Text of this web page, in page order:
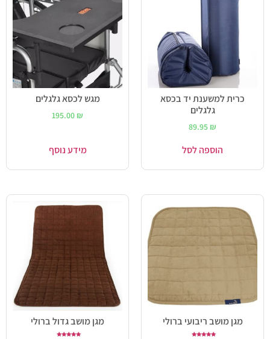
כרית למשענת יד בכסא
גלגלים
89.95 ₪
הוספה לסל
מגש לכסא גלגלים
195.00 ₪
מידע נוסף
מגן מושב ריבועי ברולי מגן מושב גדול ברולי